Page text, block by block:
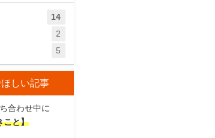
14
2
5
しい記事
合わせ中に
こと】